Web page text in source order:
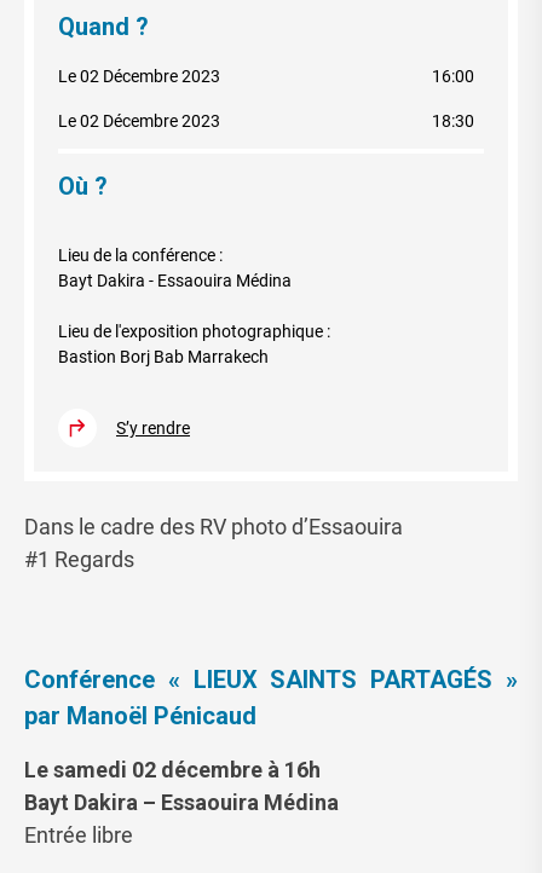
Quand ?
Le 02 Décembre 2023 16:00
Le 02 Décembre 2023 18:30
Où ?
Lieu de la conférence :
Bayt Dakira - Essaouira Médina
Lieu de l'exposition photographique :
Bastion Borj Bab Marrakech
S’y rendre
Dans le cadre des RV photo d’Essaouira
#1 Regards
Conférence « LIEUX SAINTS PARTAGÉS »
par Manoël Pénicaud
Le samedi 02 décembre à 16h
Bayt Dakira – Essaouira Médina
Entrée libre